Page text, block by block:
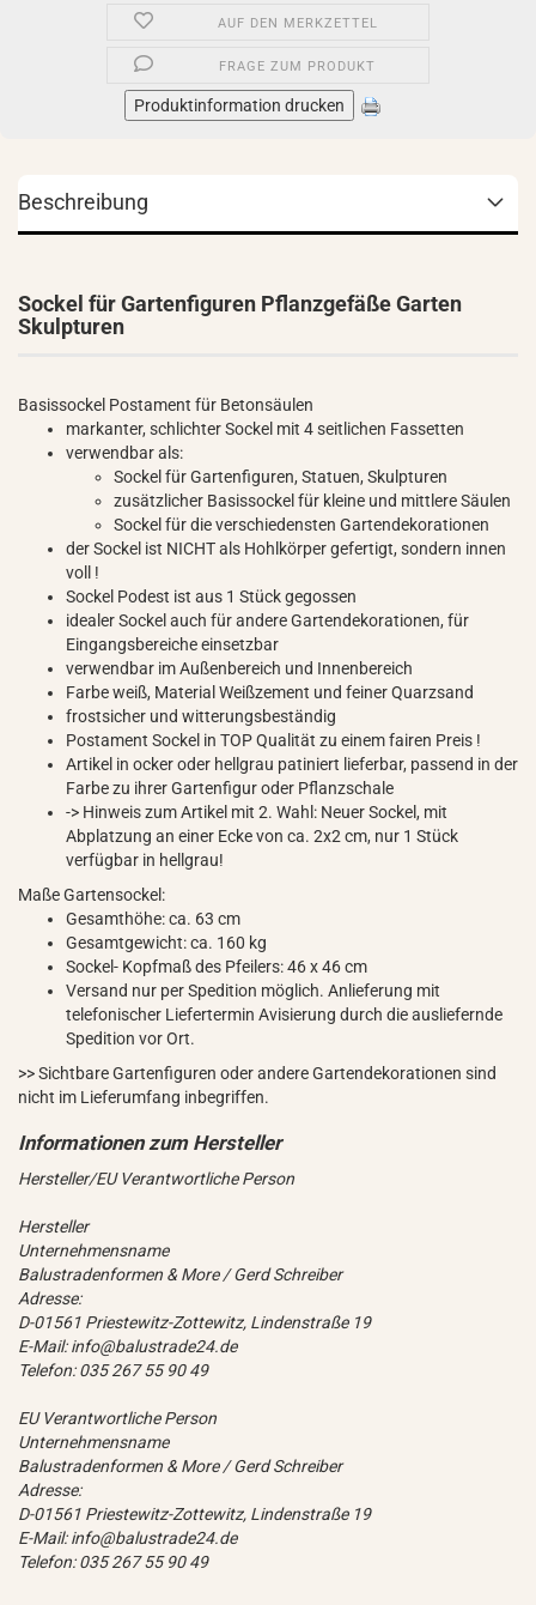
AUF DEN MERKZETTEL
FRAGE ZUM PRODUKT
Produktinformation drucken
Beschreibung
Sockel für Gartenfiguren Pflanzgefäße Garten
Skulpturen
Basissockel Postament für Betonsäulen
markanter, schlichter Sockel mit 4 seitlichen Fassetten
verwendbar als:
Sockel für Gartenfiguren, Statuen, Skulpturen
zusätzlicher Basissockel für kleine und mittlere Säulen
Sockel für die verschiedensten Gartendekorationen
der Sockel ist NICHT als Hohlkörper gefertigt, sondern innen
voll !
Sockel Podest ist aus 1 Stück gegossen
idealer Sockel auch für andere Gartendekorationen, für
Eingangsbereiche einsetzbar
verwendbar im Außenbereich und Innenbereich
Farbe weiß, Material Weißzement und feiner Quarzsand
frostsicher und witterungsbeständig
Postament Sockel in TOP Qualität zu einem fairen Preis !
Artikel in ocker oder hellgrau patiniert lieferbar, passend in der
Farbe zu ihrer Gartenfigur oder Pflanzschale
-> Hinweis zum Artikel mit 2. Wahl: Neuer Sockel, mit
Abplatzung an einer Ecke von ca. 2x2 cm, nur 1 Stück
verfügbar in hellgrau!
Maße Gartensockel:
Gesamthöhe: ca. 63 cm
Gesamtgewicht: ca. 160 kg
Sockel- Kopfmaß des Pfeilers: 46 x 46 cm
Versand nur per Spedition möglich. Anlieferung mit
telefonischer Liefertermin Avisierung durch die ausliefernde
Spedition vor Ort.
>> Sichtbare Gartenfiguren oder andere Gartendekorationen sind
nicht im Lieferumfang inbegriffen.
Hersteller/EU Verantwortliche Person
Hersteller
Unternehmensname
Balustradenformen & More / Gerd Schreiber
Adresse:
D-01561 Priestewitz-Zottewitz, Lindenstraße 19
E-Mail: info@balustrade24.de
Telefon: 035 267 55 90 49
EU Verantwortliche Person
Unternehmensname
Balustradenformen & More / Gerd Schreiber
Adresse:
D-01561 Priestewitz-Zottewitz, Lindenstraße 19
E-Mail: info@balustrade24.de
Telefon: 035 267 55 90 49